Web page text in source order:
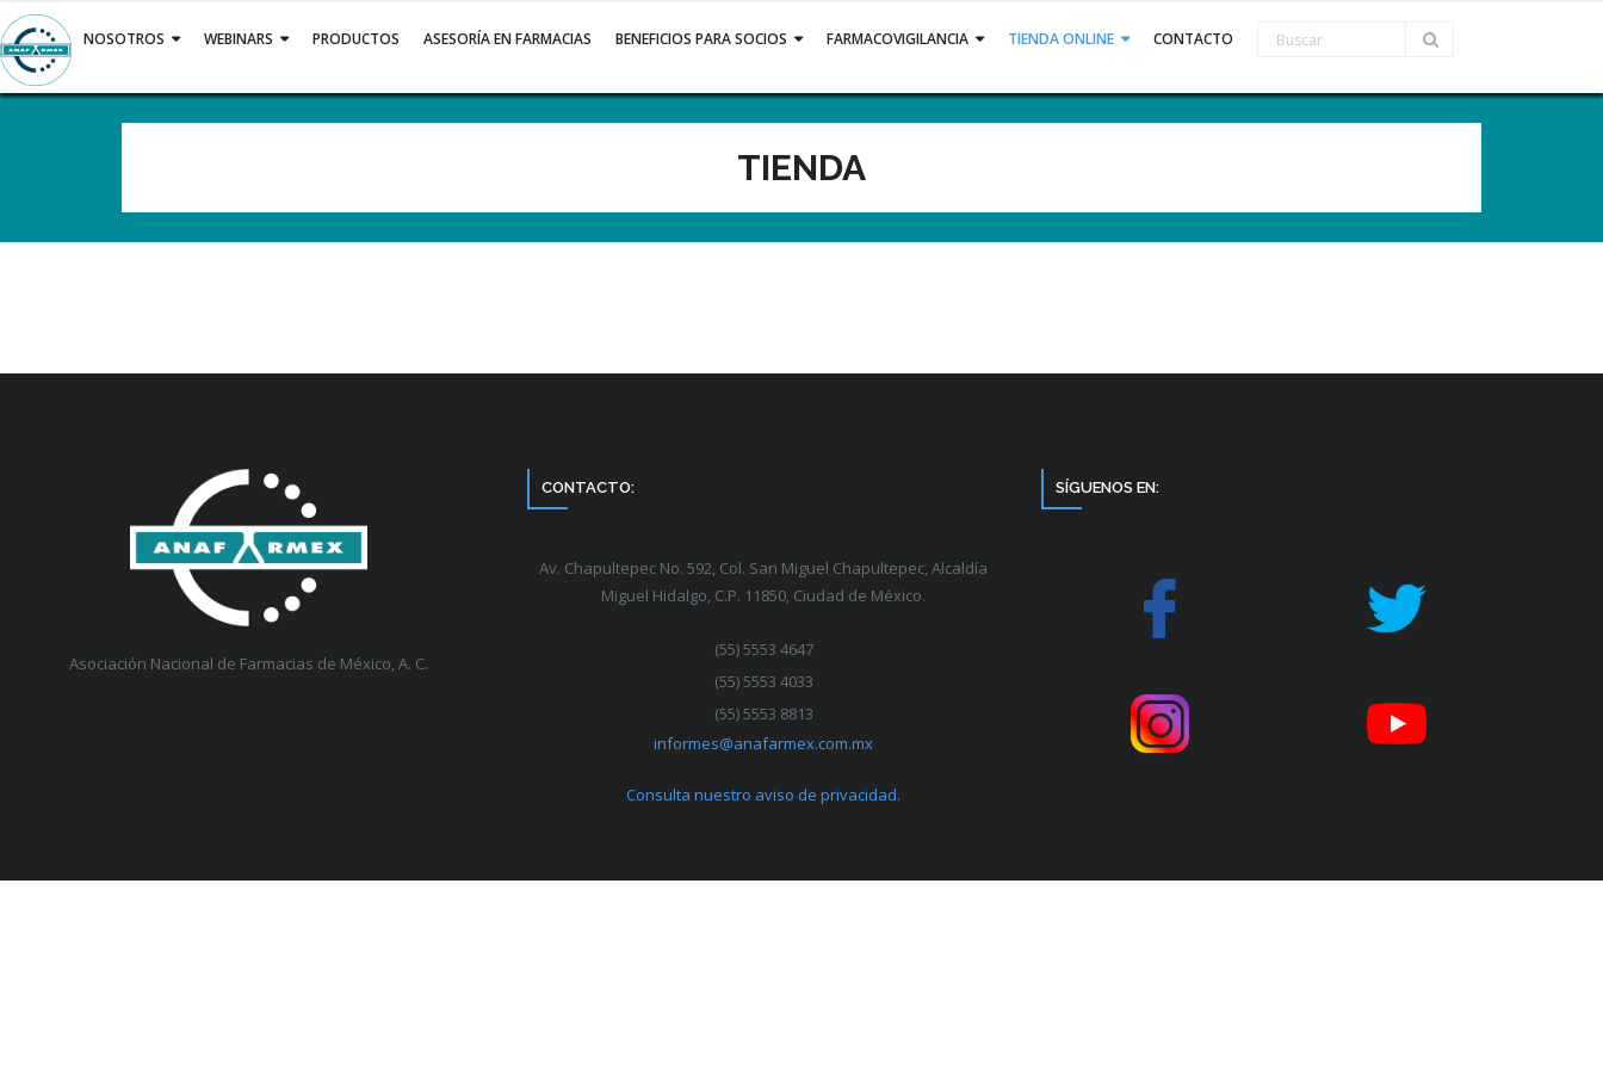
Saltar
al
contenido
NOSOTROS WEBINARS PRODUCTOS ASESORÍA EN FARMACIAS BENEFICIOS PARA SOCIOS FARMACOVIGILANCIA TIENDA ONLINE CONTACTO
TIENDA
Asociación Nacional de Farmacias de México, A. C.
CONTACTO:
Av. Chapultepec No. 592, Col. San Miguel Chapultepec, Alcaldía
Miguel Hidalgo, C.P. 11850, Ciudad de México.
(55) 5553 4647
(55) 5553 4033
(55) 5553 8813
informes@anafarmex.com.mx
Consulta nuestro aviso de privacidad.
SÍGUENOS EN: